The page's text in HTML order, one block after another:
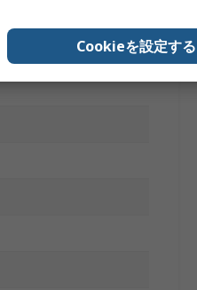
Cookieを設定する